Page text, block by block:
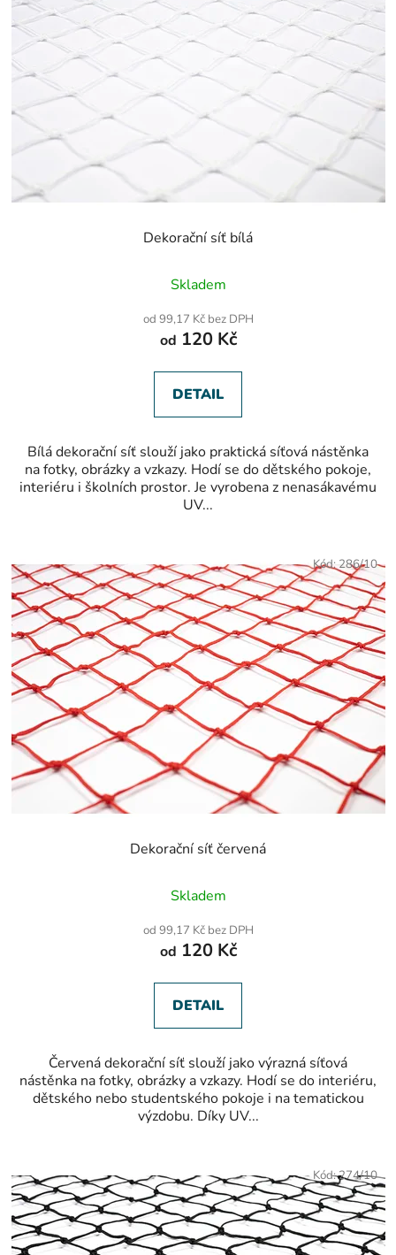
Dekorační síť bílá
hodnocení
je
5,0
5
hvězdiček.
Skladem
od 99,17 Kč bez DPH
od 120 Kč
DETAIL
Bílá dekorační síť slouží jako praktická síťová nástěnka
na fotky, obrázky a vzkazy. Hodí se do dětského pokoje,
interiéru i školních prostor. Je vyrobena z nenasákavému
UV...
Dekorační síť červená
hodnocení
je
5,0
5
hvězdiček.
Skladem
od 99,17 Kč bez DPH
od 120 Kč
DETAIL
Červená dekorační síť slouží jako výrazná síťová
nástěnka na fotky, obrázky a vzkazy. Hodí se do interiéru,
dětského nebo studentského pokoje i na tematickou
výzdobu. Díky UV...
Kód:286/10
Kód:274/10